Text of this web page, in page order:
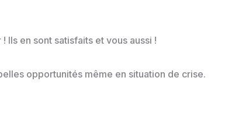
Ils en sont satisfaits et vous aussi !
opportunités même en situation de crise.